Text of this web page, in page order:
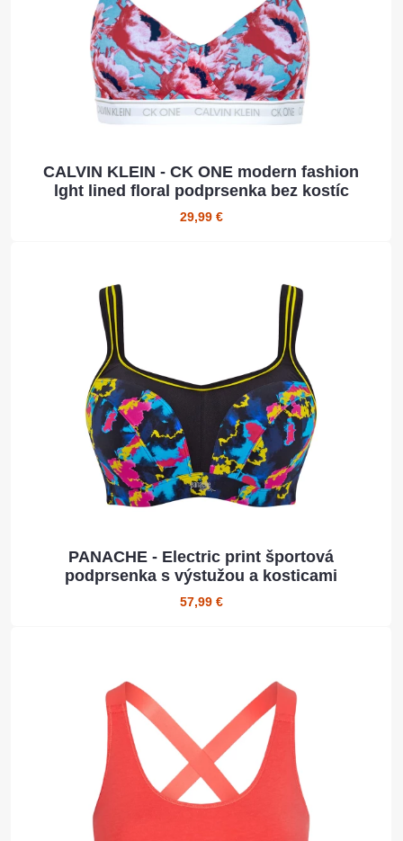
CALVIN KLEIN - CK ONE modern fashion
lght lined floral podprsenka bez kostíc
29,99 €
PANACHE - Electric print športová
podprsenka s výstužou a kosticami
57,99 €